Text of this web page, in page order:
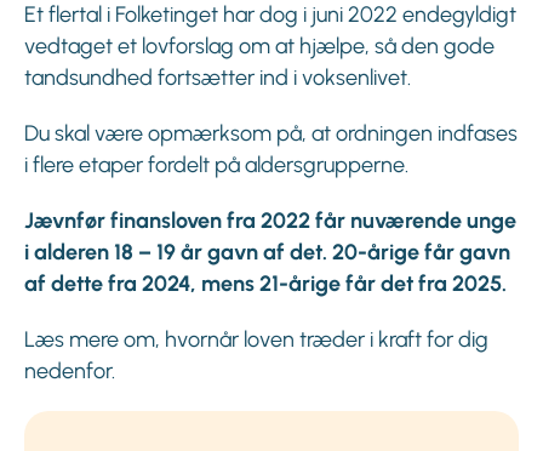
Et flertal i Folketinget har dog i juni 2022 endegyldigt
vedtaget et lovforslag om at hjælpe, så den gode
tandsundhed fortsætter ind i voksenlivet.
Du skal være opmærksom på, at ordningen indfases
i flere etaper fordelt på aldersgrupperne.
Jævnfør finansloven fra 2022 får nuværende unge
i alderen 18 – 19 år gavn af det. 20-årige får gavn
af dette fra 2024, mens 21-årige får det fra 2025.
Læs mere om, hvornår loven træder i kraft for dig
nedenfor.